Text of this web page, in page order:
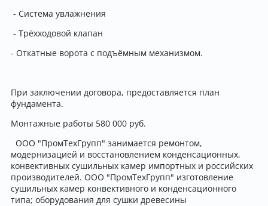
- Система увлажнения
- Трёхходовой клапан
- Откатные ворота с подъёмным механизмом.
При заключении договора, предоставляется план
фундамента.
Монтажные работы 580 000 руб.
ООО "ПромТехГрупп" занимается ремонтом,
модернизацией и восстановлением конденсационных,
конвективных сушильных камер импортных и российских
производителей. ООО "ПромТехГрупп" изготовление
сушильных камер конвективного и конденсационного
типа; оборудования для сушки древесины